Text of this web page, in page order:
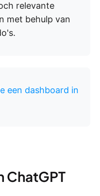
relevante
met behulp van
een dashboard in
ChatGPT